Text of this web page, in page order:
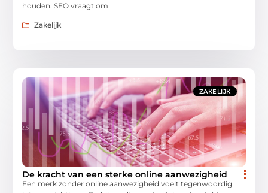
houden. SEO vraagt om
Zakelijk
ZAKELIJK
De kracht van een sterke online aanwezigheid
Een merk zonder online aanwezigheid voelt tegenwoordig